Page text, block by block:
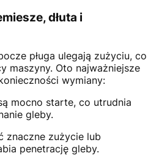
dłuta i
pługa ulegają zużyciu, co
maszyny. Oto najważniejsze
wymiany:
mocno starte, co utrudnia
gleby.
znaczne zużycie lub
penetrację gleby.